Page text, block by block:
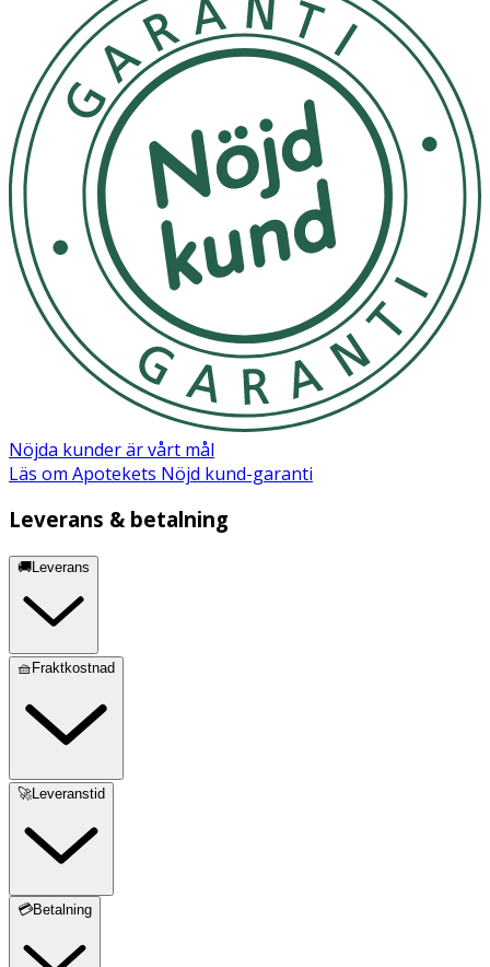
Nöjda kunder är vårt mål
Läs om Apotekets Nöjd kund-garanti
Leverans & betalning
🚚Leverans
🧺Fraktkostnad
🚀Leveranstid
💳Betalning